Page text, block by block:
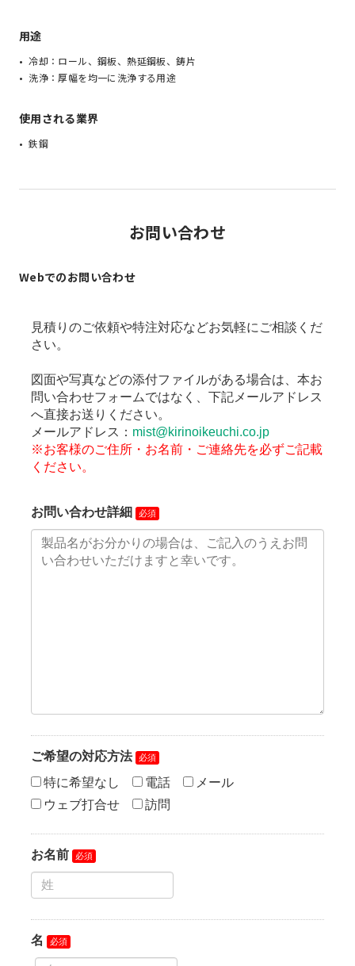
用途
冷却：ロール、鋼板、熱延鋼板、鋳片
洗浄：厚幅を均一に洗浄する用途
使用される業界
鉄鋼
お問い合わせ
Webでのお問い合わせ